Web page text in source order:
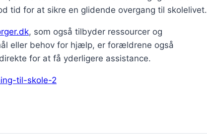
tid for at sikre en glidende overgang til skolelivet.
, som også tilbyder ressourcer og
eller behov for hjælp, er forældrene også
for at få yderligere assistance.
til-skole-2